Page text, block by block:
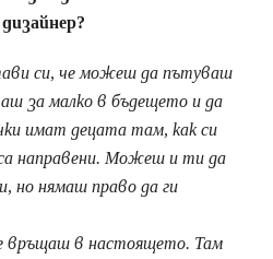
си, че можеш да пътуваш
за малко в бъдещето и да
имат децата там, как си
направени. Можеш и ти да
но нямаш право да ги
връщаш в настоящето. Там